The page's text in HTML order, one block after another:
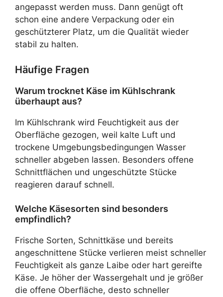
angepasst werden muss. Dann genügt oft
schon eine andere Verpackung oder ein
geschützterer Platz, um die Qualität wieder
stabil zu halten.
Häufige Fragen
Warum trocknet Käse im Kühlschrank
überhaupt aus?
Im Kühlschrank wird Feuchtigkeit aus der
Oberfläche gezogen, weil kalte Luft und
trockene Umgebungsbedingungen Wasser
schneller abgeben lassen. Besonders offene
Schnittflächen und ungeschützte Stücke
reagieren darauf schnell.
Welche Käsesorten sind besonders
empfindlich?
Frische Sorten, Schnittkäse und bereits
angeschnittene Stücke verlieren meist schneller
Feuchtigkeit als ganze Laibe oder hart gereifte
Käse. Je höher der Wassergehalt und je größer
die offene Oberfläche, desto schneller